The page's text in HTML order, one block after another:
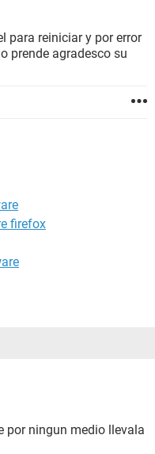
para reiniciar y por error
prende agradesco su
firefox
por ningun medio llevala